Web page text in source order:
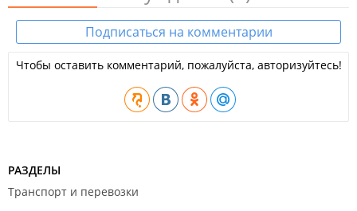
Подписаться на комментарии
Чтобы оставить комментарий, пожалуйста, авторизуйтесь!
РАЗДЕЛЫ
Транспорт и перевозки